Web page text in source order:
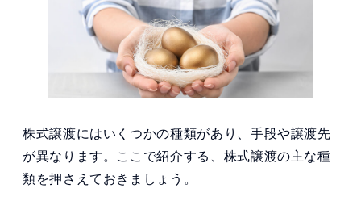
株式譲渡にはいくつかの種類があり、手段や譲渡先
が異なります。ここで紹介する、株式譲渡の主な種
類を押さえておきましょう。